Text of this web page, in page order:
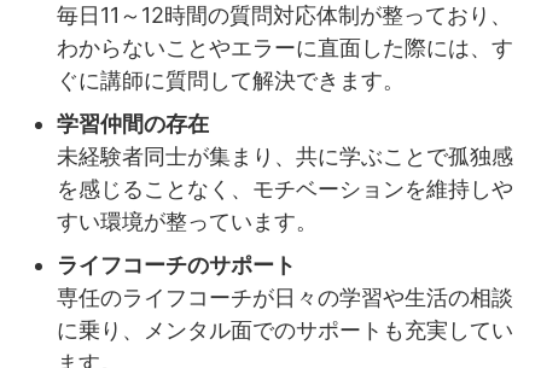
毎日11～12時間の質問対応体制が整っており、
わからないことやエラーに直面した際には、す
ぐに講師に質問して解決できます。
学習仲間の存在
未経験者同士が集まり、共に学ぶことで孤独感
を感じることなく、モチベーションを維持しや
すい環境が整っています。
ライフコーチのサポート
専任のライフコーチが日々の学習や生活の相談
に乗り、メンタル面でのサポートも充実してい
ます。